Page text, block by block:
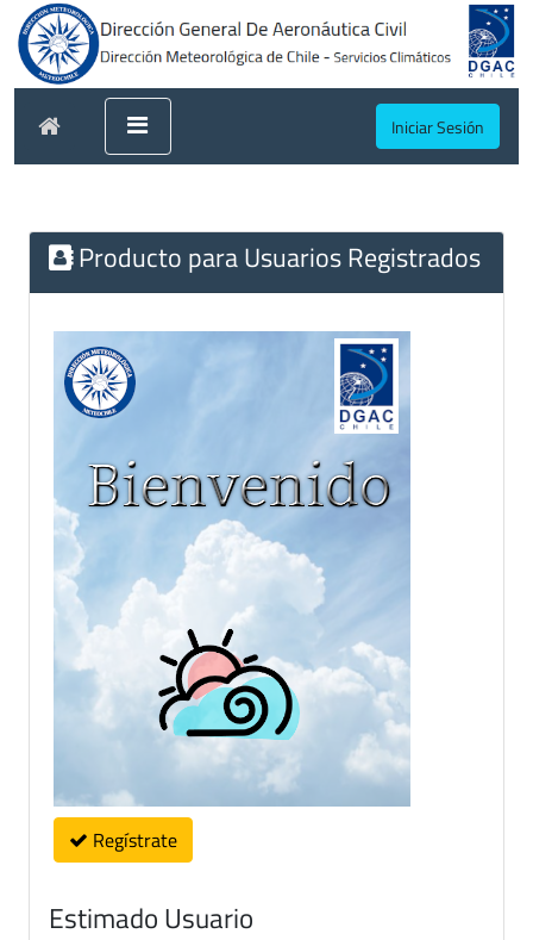
Iniciar Sesión
Producto para Usuarios Registrados
Regístrate
Estimado Usuario